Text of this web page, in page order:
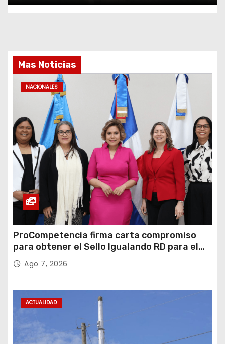
Mas Noticias
NACIONALES
ProCompetencia firma carta compromiso
para obtener el Sello Igualando RD para el
Sector Público
Ago 7, 2026
ACTUALIDAD